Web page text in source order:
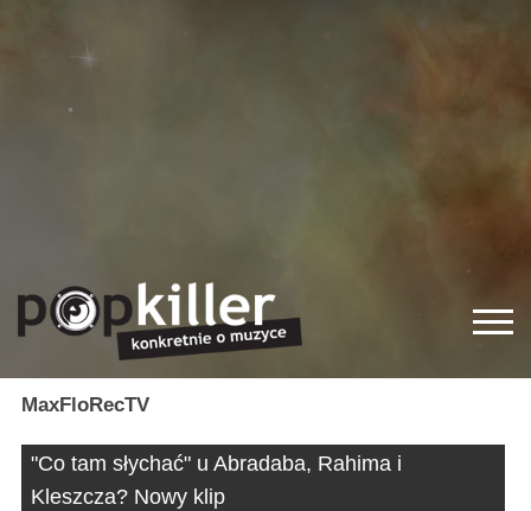
MaxFloRecTV
"Co tam słychać" u Abradaba, Rahima i
Kleszcza? Nowy klip